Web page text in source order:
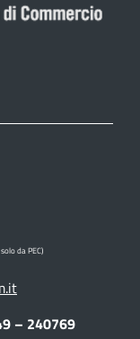
da PEC)
– 240769